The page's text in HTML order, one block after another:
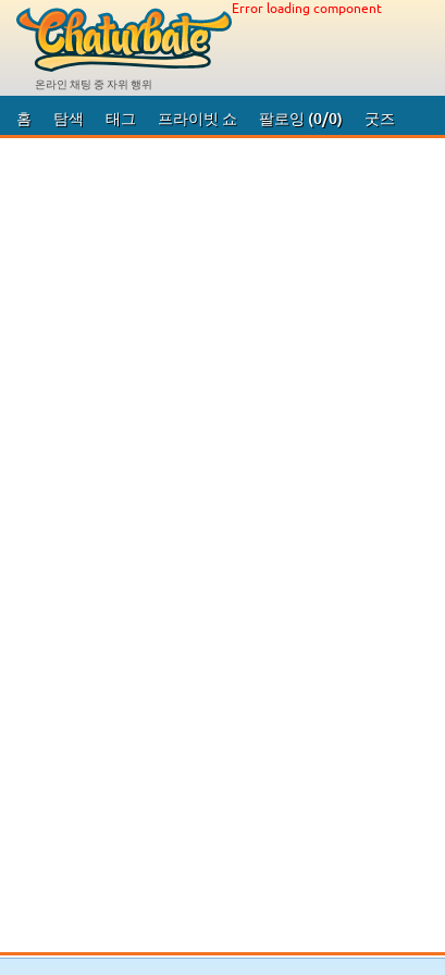
온라인 채팅 중 자위 행위
Error loading component
홈 탐색 태그 프라이빗 쇼 팔로잉 (0/0) 굿즈